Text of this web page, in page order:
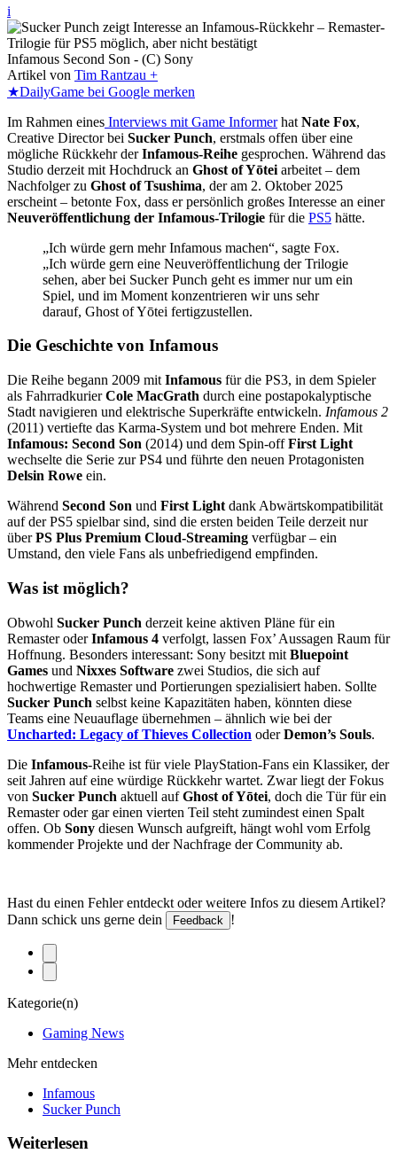
i
Infamous Second Son - (C) Sony
Artikel von Tim Rantzau +
★DailyGame bei Google merken
Im Rahmen eines Interviews mit Game Informerhat Nate Fox,
Creative Director bei Sucker Punch, erstmals offen über eine
mögliche Rückkehr derInfamous-Reihe gesprochen. Während das
Studio derzeit mit Hochdruck an Ghost of Yōtei arbeitet – dem
Nachfolger zu Ghost of Tsushima, der am 2. Oktober 2025
erscheint – betonte Fox, dass er persönlich großes Interesse an einer
Neuveröffentlichung der Infamous-Trilogie für die PS5 hätte.
„Ich würde gern mehr Infamous machen“, sagte Fox.
„Ich würde gern eine Neuveröffentlichung der Trilogie
sehen, aber bei Sucker Punch geht es immer nur um ein
Spiel, und im Moment konzentrieren wir uns sehr
darauf, Ghost of Yōtei fertigzustellen.
Die Geschichte von Infamous
Die Reihe begann 2009 mit Infamous für die PS3, in dem Spieler
als FahrradkurierCole MacGrath durch eine postapokalyptische
Stadt navigieren und elektrische Superkräfte entwickeln. Infamous 2
(2011) vertiefte das Karma-System und bot mehrere Enden. Mit
Infamous: Second Son (2014) und dem Spin-offFirst Light
wechselte die Serie zur PS4 und führte den neuen Protagonisten
Delsin Rowe ein.
Während Second Son und First Light dank Abwärtskompatibilität
auf der PS5 spielbar sind, sind die ersten beiden Teile derzeit nur
überPS Plus Premium Cloud-Streaming verfügbar – ein
Umstand, den viele Fans als unbefriedigend empfinden.
Was ist möglich?
Obwohl Sucker Punch derzeit keine aktiven Pläne für ein
Remaster oderInfamous 4 verfolgt, lassen Fox’ Aussagen Raum für
Hoffnung. Besonders interessant: Sony besitzt mit Bluepoint
Games und Nixxes Software zwei Studios, die sich auf
hochwertige Remaster und Portierungen spezialisiert haben. Sollte
Sucker Punch selbst keine Kapazitäten haben, könnten diese
Teams eine Neuauflage übernehmen – ähnlich wie bei der
Uncharted: Legacy of Thieves Collection oderDemon’s Souls.
Die Infamous-Reihe ist für viele PlayStation-Fans ein Klassiker, der
seit Jahren auf eine würdige Rückkehr wartet. Zwar liegt der Fokus
von Sucker Punch aktuell aufGhost of Yōtei, doch die Tür für ein
Remaster oder gar einen vierten Teil steht zumindest einen Spalt
offen. Ob Sony diesen Wunsch aufgreift, hängt wohl vom Erfolg
kommender Projekte und der Nachfrage der Community ab.
Hast du einen Fehler entdeckt oder weitere Infos zu diesem Artikel?
Dann schick uns gerne dein
Feedback !
Kategorie(n)
Gaming News
Mehr entdecken
Infamous
Sucker Punch
Weiterlesen